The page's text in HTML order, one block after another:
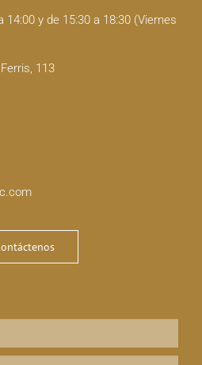
14:00 y de 15:30 a 18:30 (Viernes
113